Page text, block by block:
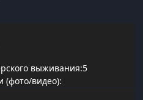
выживания:5
(фото/видео):